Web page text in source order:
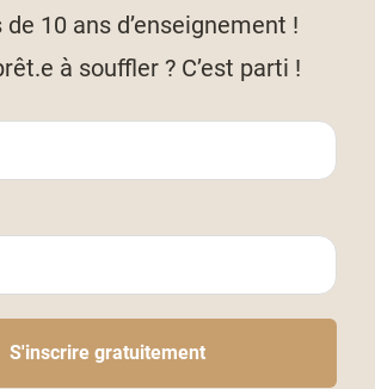
de 10 ans d’enseignement !
à souffler ? C’est parti !
S'inscrire gratuitement